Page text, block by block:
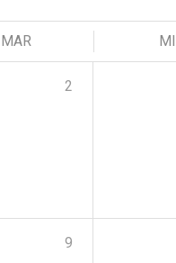
MAR
2
9